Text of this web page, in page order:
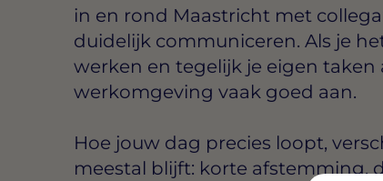
in en rond Maastricht met
duidelijk communiceren. Als je
werken en tegelijk je eigen taken
werkomgeving vaak goed aan.
Hoe jouw dag precies loopt,
meestal blijft: korte afstemming,